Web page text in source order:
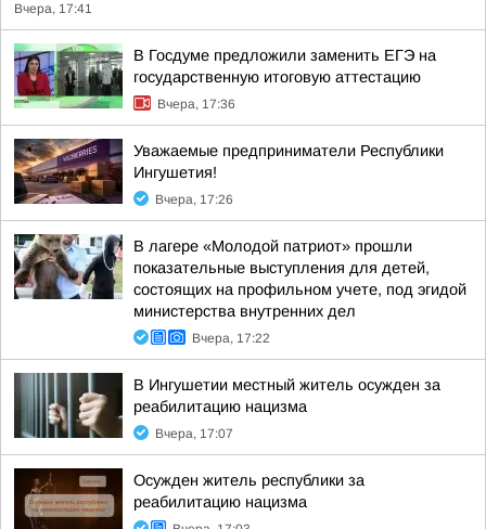
Вчера, 17:41
В Госдуме предложили заменить ЕГЭ на
государственную итоговую аттестацию
Вчера, 17:36
Уважаемые предприниматели Республики
Ингушетия!
Вчера, 17:26
В лагере «Молодой патриот» прошли
показательные выступления для детей,
состоящих на профильном учете, под эгидой
министерства внутренних дел
Вчера, 17:22
В Ингушетии местный житель осужден за
реабилитацию нацизма
Вчера, 17:07
Осужден житель республики за
реабилитацию нацизма